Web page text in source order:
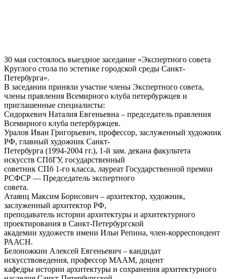
30 мая состоялось выездное заседание «Экспертного совета
Круглого стола по эстетике городской среды Санкт-
Петербурга».
В заседании приняли участие члены Экспертного совета,
члены правления Всемирного клуба петербуржцев и
приглашенные специалисты:
Сидоркевич Наталия Евгеньевна – председатель правления
Всемирного клуба петербуржцев.
Уралов Иван Григорьевич, профессор, заслуженный художник
РФ, главный художник Санкт-
Петербурга (1994-2004 гг.), 1-й зам. декана факультета
искусств СПбГУ, государственный
советник СПб 1-го класса, лауреат Государственной премии
РСФСР — Председатель экспертного
совета.
Атаянц Максим Борисович – архитектор, художник,
заслуженный архитектор РФ,
преподаватель истории архитектуры и архитектурного
проектирования в Санкт-Петербургской
академии художеств имени Ильи Репина, член-корреспондент
РААСН.
Белоножкин Алексей Евгеньевич – кандидат
искусствоведения, профессор МААМ, доцент
кафедры истории архитектуры и сохранения архитектурного